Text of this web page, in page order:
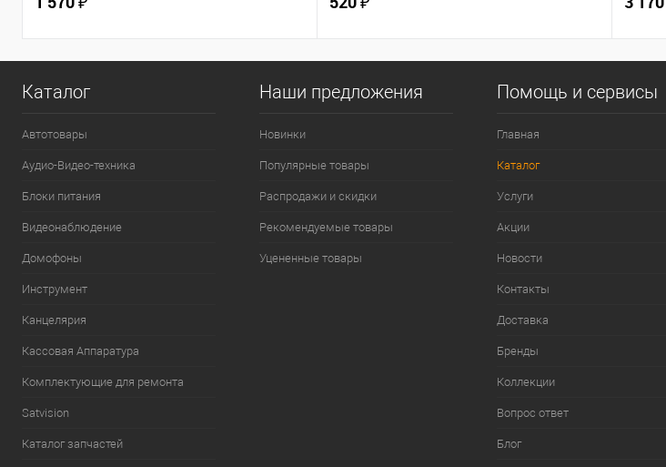
Каталог
Автотовары
Аудио-Видео-техника
Блоки питания
Видеонаблюдение
Домофоны
Инструмент
Канцелярия
Кассовая Аппаратура
Комплектующие для ремонта
Satvision
Каталог запчастей
Наши предложения
Новинки
Популярные товары
Распродажи и скидки
Рекомендуемые товары
Уцененные товары
Помощь и сервисы
Главная
Каталог
Услуги
Акции
Новости
Контакты
Доставка
Бренды
Коллекции
Вопрос ответ
Блог